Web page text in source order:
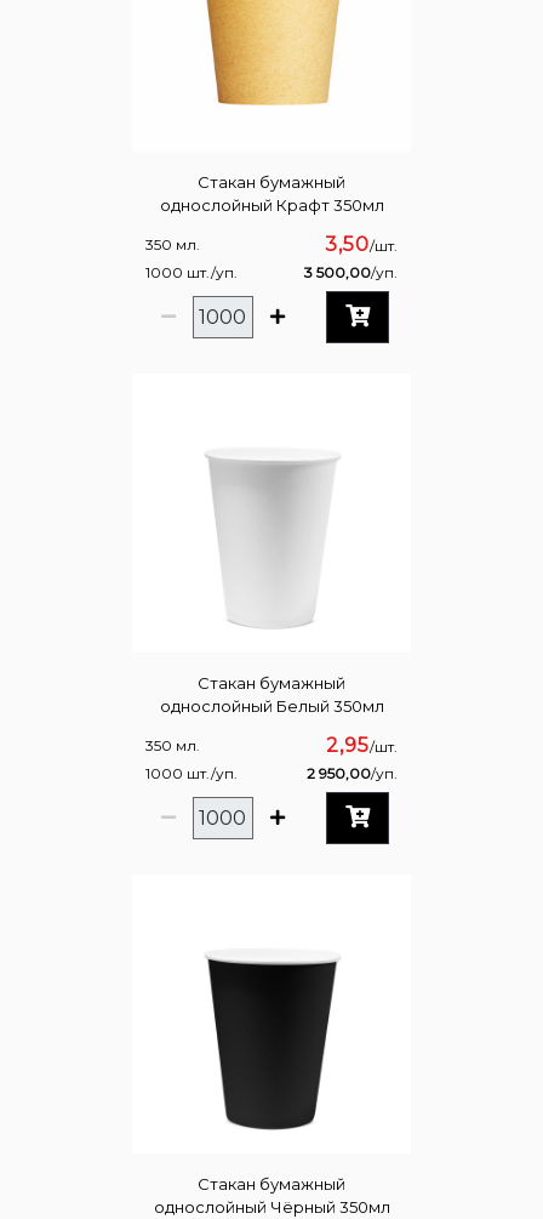
Стакан бумажный
однослойный Крафт 350мл
350 мл. 3,50/шт.
1000 шт./уп.
3 500,00/уп.
Стакан бумажный
однослойный Белый 350мл
350 мл. 2,95/шт.
1000 шт./уп.
2 950,00/уп.
Стакан бумажный
однослойный Чёрный 350мл